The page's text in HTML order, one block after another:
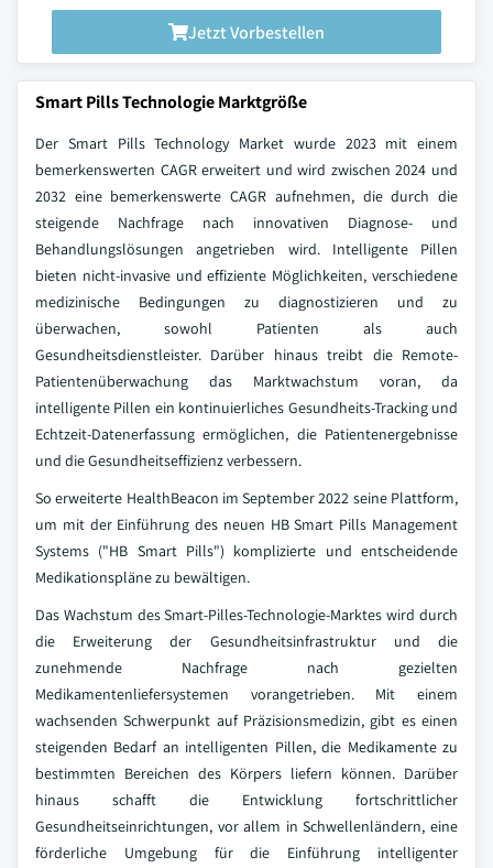
Jetzt Vorbestellen
Smart Pills Technologie Marktgröße
Der Smart Pills Technology Market wurde 2023 mit einem
bemerkenswerten CAGR erweitert und wird zwischen 2024 und
2032 eine bemerkenswerte CAGR aufnehmen, die durch die
steigende Nachfrage nach innovativen Diagnose- und
Behandlungslösungen angetrieben wird. Intelligente Pillen
bieten nicht-invasive und effiziente Möglichkeiten, verschiedene
medizinische Bedingungen zu diagnostizieren und zu
überwachen, sowohl Patienten als auch
Gesundheitsdienstleister. Darüber hinaus treibt die Remote-
Patientenüberwachung das Marktwachstum voran, da
intelligente Pillen ein kontinuierliches Gesundheits-Tracking und
Echtzeit-Datenerfassung ermöglichen, die Patientenergebnisse
und die Gesundheitseffizienz verbessern.
So erweiterte HealthBeacon im September 2022 seine Plattform,
um mit der Einführung des neuen HB Smart Pills Management
Systems ("HB Smart Pills") komplizierte und entscheidende
Medikationspläne zu bewältigen.
Das Wachstum des Smart-Pilles-Technologie-Marktes wird durch
die Erweiterung der Gesundheitsinfrastruktur und die
zunehmende Nachfrage nach gezielten
Medikamentenliefersystemen vorangetrieben. Mit einem
wachsenden Schwerpunkt auf Präzisionsmedizin, gibt es einen
steigenden Bedarf an intelligenten Pillen, die Medikamente zu
bestimmten Bereichen des Körpers liefern können. Darüber
hinaus schafft die Entwicklung fortschrittlicher
Gesundheitseinrichtungen, vor allem in Schwellenländern, eine
förderliche Umgebung für die Einführung intelligenter